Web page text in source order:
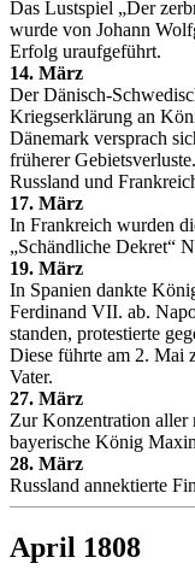
Das Lustspiel „Der
wurde von Johann
Erfolg uraufgeführt.
14. März
Der Dänisch-
Kriegserklärung an
Dänemark versprach
früherer
Russland und
17. März
In Frankreich wurden
„Schändliche Dekret“
19. März
In Spanien dankte
Ferdinand VII. ab.
standen, protestierte
Diese führte am 2. Mai
Vater.
27. März
Zur Konzentration aller
bayerische König
28. März
Russland annektierte
April 1808